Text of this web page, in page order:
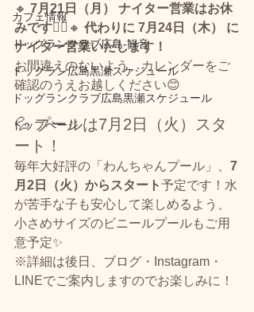
カフェ情報
ドッグランクラブ広島‐観音
ドッグラン広島黒瀬スケジュール
ドッグランクラブ広島黒瀬スケジュール
トップページ
🔸 7月21日（月） ナイター営業はお休
みです🙇‍♀️ 🔸 代わりに 7月24日（木） に
ナイター営業いたします！
お間違えのないよう、カレンダーをご
確認のうえお越しください😊
💦 プールは7月2日（火）スタ
ート！
毎年大好評の「わんちゃんプール」、 7
月2日（火）からスタート予定です！水
が苦手な子も安心して楽しめるよう、
小さめサイズのビニールプールもご用
意予定✨
※詳細は後日、ブログ・Instagram・
LINEでご案内しますのでお楽しみに！